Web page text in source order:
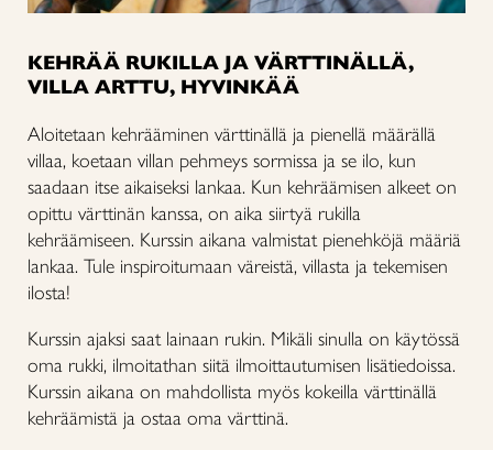
KEHRÄÄ RUKILLA JA VÄRTTINÄLLÄ,
VILLA ARTTU, HYVINKÄÄ
Aloitetaan kehrääminen värttinällä ja pienellä määrällä
villaa, koetaan villan pehmeys sormissa ja se ilo, kun
saadaan itse aikaiseksi lankaa. Kun kehräämisen alkeet on
opittu värttinän kanssa, on aika siirtyä rukilla
kehräämiseen. Kurssin aikana valmistat pienehköjä määriä
lankaa. Tule inspiroitumaan väreistä, villasta ja tekemisen
ilosta!
Kurssin ajaksi saat lainaan rukin. Mikäli sinulla on käytössä
oma rukki, ilmoitathan siitä ilmoittautumisen lisätiedoissa.
Kurssin aikana on mahdollista myös kokeilla värttinällä
kehräämistä ja ostaa oma värttinä.